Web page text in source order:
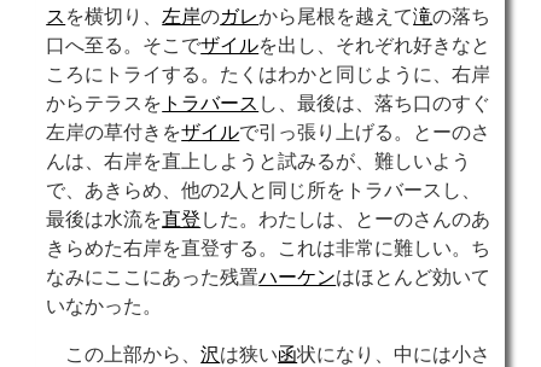
ス を横切り、 左岸のガレから尾根を越えて滝の落ち
口へ至る。そこでザイルを出し、それぞれ好きなと
ころにトライする。たくはわかと同じように、右岸
からテラスを トラバース し、最後は、落ち口のすぐ
左岸の草付きをザイルで引っ張り上げる。とーのさ
んは、右岸を直上しようと試みるが、難しいよう
で、あきらめ、他の2人と同じ所をトラバースし、
最後は水流を直登 した。わたしは、とーのさんのあ
きらめた右岸を直登する。これは非常に難しい。ち
なみにここにあった残置ハーケンはほとんど効いて
いなかった。
この上部から、沢は狭い函状になり、中には小さ